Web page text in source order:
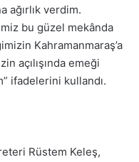
ağırlık verdim.
bu güzel mekânda
Kahramanmaraş’a
açılışında emeği
ifadelerini kullandı.
Rüstem Keleş,